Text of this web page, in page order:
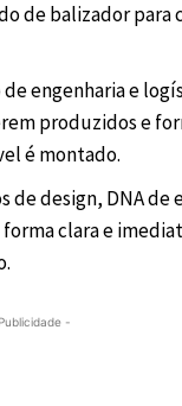
de balizador para
de engenharia e
produzidos e
é montado.
de design, DNA de
clara e
-